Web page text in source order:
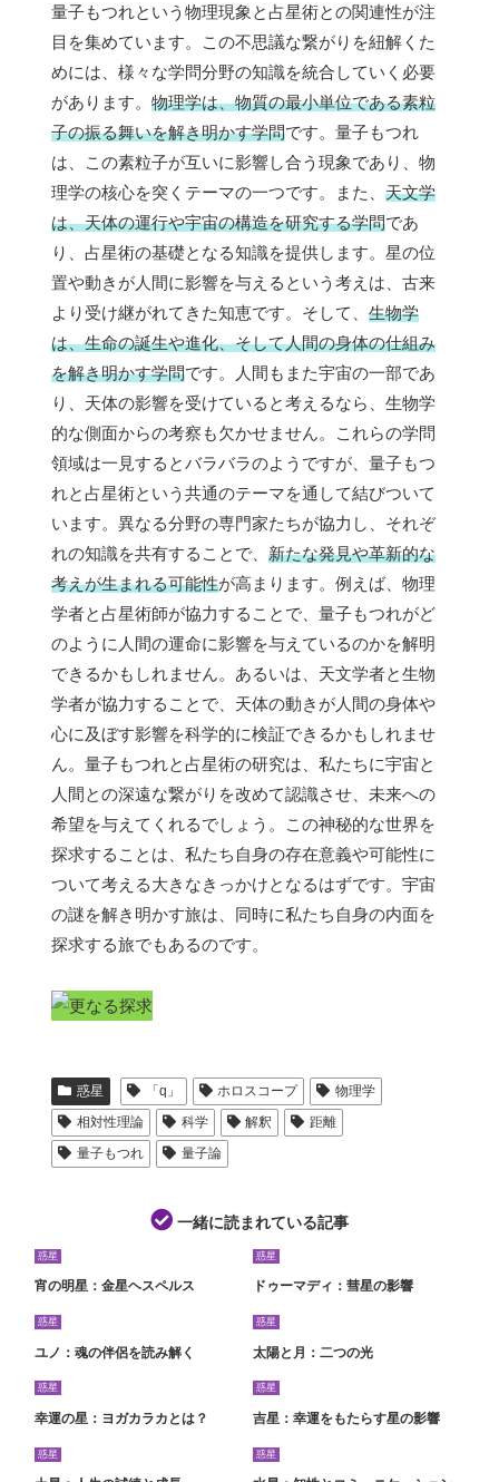
量子もつれという物理現象と占星術との関連性が注
目を集めています。この不思議な繋がりを紐解くた
めには、様々な学問分野の知識を統合していく必要
があります。 物理学は、物質の最小単位である素粒
子の振る舞いを解き明かす学問です。量子もつれ
は、この素粒子が互いに影響し合う現象であり、物
理学の核心を突くテーマの一つです。また、 天文学
は、天体の運行や宇宙の構造を研究する学問であ
り、占星術の基礎となる知識を提供します。星の位
置や動きが人間に影響を与えるという考えは、古来
より受け継がれてきた知恵です。そして、 生物学
は、生命の誕生や進化、そして人間の身体の仕組み
を解き明かす学問です。人間もまた宇宙の一部であ
り、天体の影響を受けていると考えるなら、生物学
的な側面からの考察も欠かせません。これらの学問
領域は一見するとバラバラのようですが、量子もつ
れと占星術という共通のテーマを通して結びついて
います。異なる分野の専門家たちが協力し、それぞ
れの知識を共有することで、 新たな発見や革新的な
考えが生まれる可能性が高まります。例えば、物理
学者と占星術師が協力することで、量子もつれがど
のように人間の運命に影響を与えているのかを解明
できるかもしれません。あるいは、天文学者と生物
学者が協力することで、天体の動きが人間の身体や
心に及ぼす影響を科学的に検証できるかもしれませ
ん。量子もつれと占星術の研究は、私たちに宇宙と
人間との深遠な繋がりを改めて認識させ、未来への
希望を与えてくれるでしょう。この神秘的な世界を
探求することは、私たち自身の存在意義や可能性に
ついて考える大きなきっかけとなるはずです。宇宙
の謎を解き明かす旅は、同時に私たち自身の内面を
探求する旅でもあるのです。
惑星 「q」 ホロスコープ
物理学
相対性理論
科学 解釈
距離
量子もつれ
量子論
一緒に読まれている記事
惑星
宵の明星：金星ヘスペルス
惑星
ドゥーマディ：彗星の影響
惑星
ユノ：魂の伴侶を読み解く
惑星
太陽と月：二つの光
惑星
幸運の星：ヨガカラカとは？
惑星
吉星：幸運をもたらす星の影響
惑星 惑星